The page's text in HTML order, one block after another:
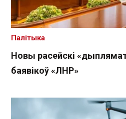
Новы расейскі
баявікоў «ЛНР»
Палітыка